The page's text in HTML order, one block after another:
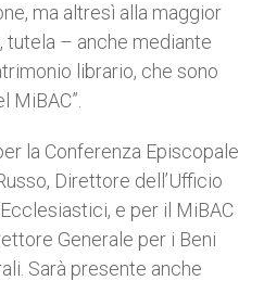
ma altresì alla maggior
tutela – anche mediante
librario, che sono
la Conferenza Episcopale
Direttore dell’Ufficio
e per il MiBAC
Generale per i Beni
Sarà presente anche